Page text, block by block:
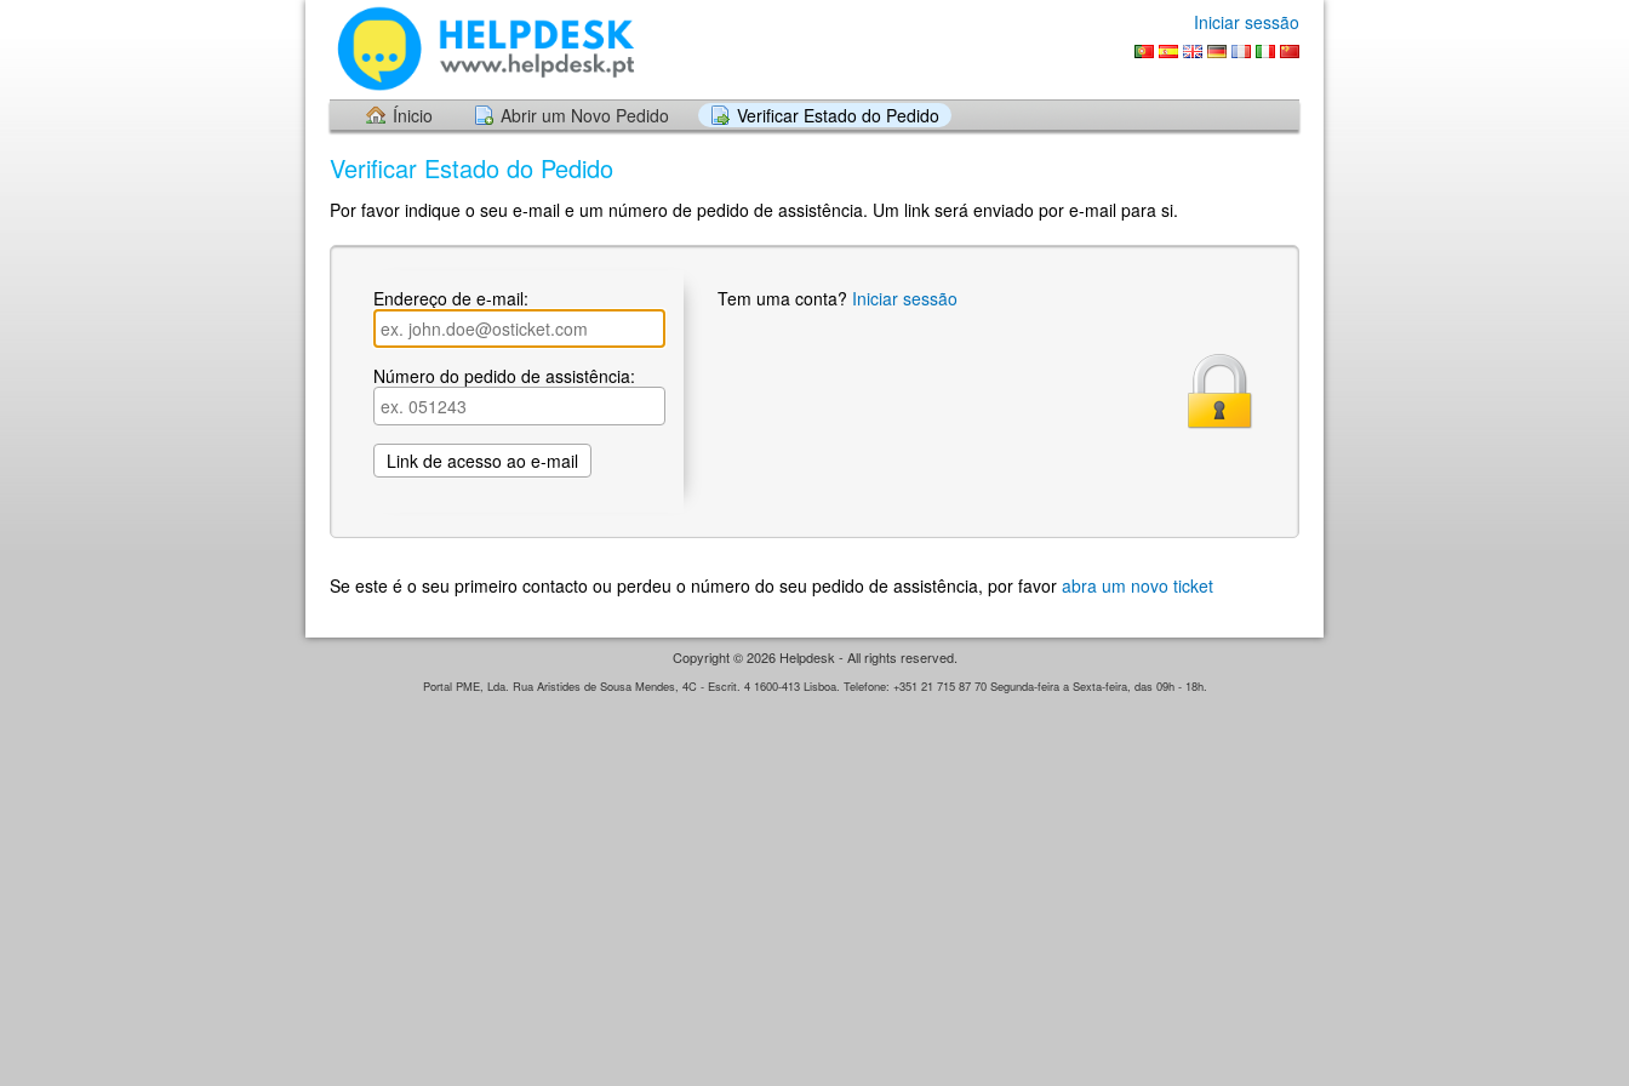
Iniciar sessão
Ínicio Abrir um Novo Pedido Verificar Estado do Pedido
Verificar Estado do Pedido
Por favor indique o seu e-mail e um número de pedido de assistência. Um link será enviado por e-mail para si.
Endereço de e-mail:
Número do pedido de assistência:
Tem uma conta? Iniciar sessão
Se este é o seu primeiro contacto ou perdeu o número do seu pedido de assistência, por favor abra um novo ticket
Copyright © 2026 Helpdesk - All rights reserved.
Portal PME, Lda. Rua Aristides de Sousa Mendes, 4C - Escrit. 4 1600-413 Lisboa. Telefone: +351 21 715 87 70 Segunda-feira a Sexta-feira, das 09h - 18h.